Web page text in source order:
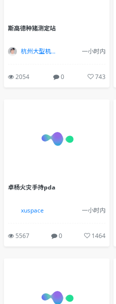
斯高德种猪测定站
杭州大型机床设备工业设计 一小时内
2054 0 743
卓杨火灾手持pda
xuspace 一小时内
5567 0 1464